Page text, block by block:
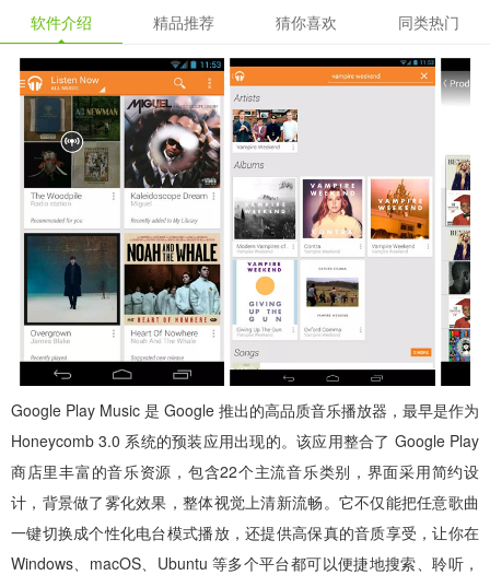
软件介绍 精品推荐 猜你喜欢 同类热门
Google Play Music 是 Google 推出的高品质音乐播放器，最早是作为
Honeycomb 3.0 系统的预装应用出现的。该应用整合了 Google Play
商店里丰富的音乐资源，包含22个主流音乐类别，界面采用简约设
计，背景做了雾化效果，整体视觉上清新流畅。它不仅能把任意歌曲
一键切换成个性化电台模式播放，还提供高保真的音质享受，让你在
Windows、macOS、Ubuntu 等多个平台都可以便捷地搜索、聆听，